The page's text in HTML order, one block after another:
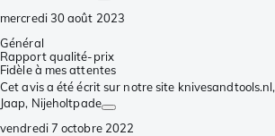
mercredi 30 août 2023
Général
Rapport qualité-prix
Fidèle à mes attentes
Cet avis a été écrit sur notre site knivesandtools.nl,
Jaap, Nijeholtpade
vendredi 7 octobre 2022